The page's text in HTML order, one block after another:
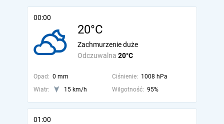
00:00
20°C
Odczuwalna 20°C
Zachmurzenie duże
Opad: 0 mm Ciśnienie: 1008 hPa
Wiatr:
15 km/h Wilgotność: 95%
01:00